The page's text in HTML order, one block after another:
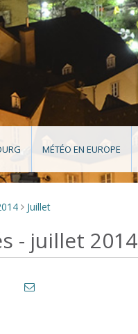
MÉTÉO EN EUROPE
> Juillet
- juillet 2014